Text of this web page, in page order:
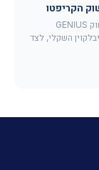
הקריפטו
סקירת רגולציה ומאקרו לאוגוסט 2026: פרשנות SEC, חוק GENIUS
הסטייבלקוין השקלי, לצד